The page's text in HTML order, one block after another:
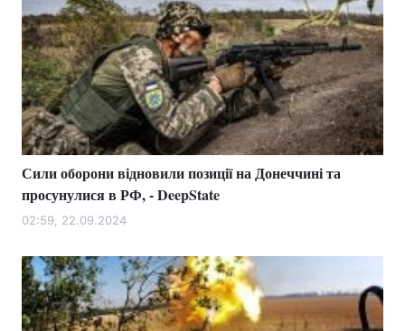
Відео з Youtube Статті
Інтерв'ю Думки
Архів Вакансії
Контакти
Послуги
Сили оборони відновили позиції на Донеччині та
просунулися в РФ, - DeepState
02:59, 22.09.2024